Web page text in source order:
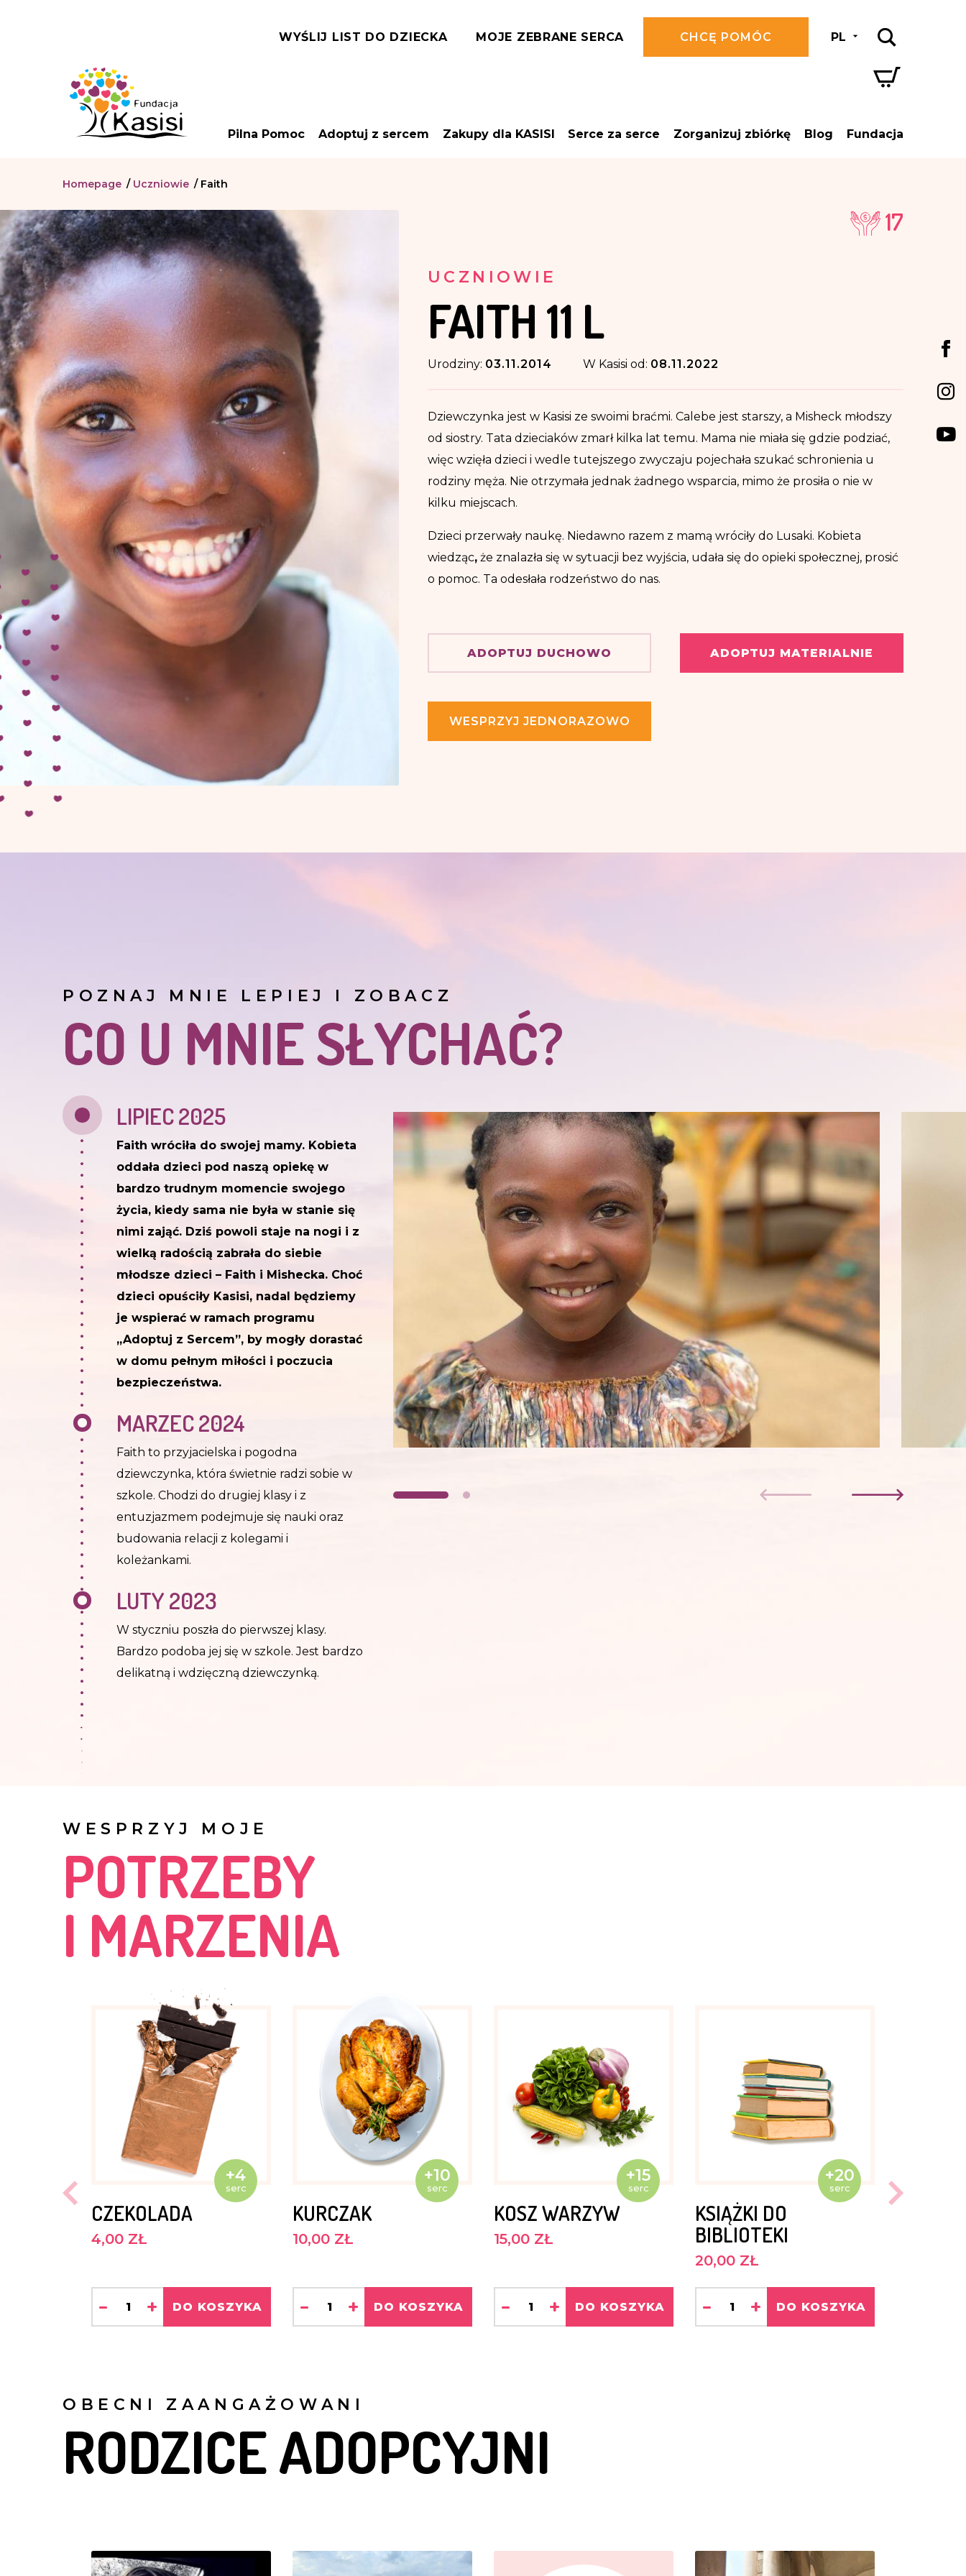
WYŚLIJ LIST DO DZIECKA MOJE ZEBRANE SERCA CHCĘ POMÓC PL
Pilna Pomoc Adoptuj z sercem Zakupy dla KASISI Serce za serce Zorganizuj zbiórkę Blog Fundacja
Homepage / Uczniowie / Faith
17
UCZNIOWIE
FAITH 11 L
Urodziny: 03.11.2014 W Kasisi od: 08.11.2022
Dziewczynka jest w Kasisi ze swoimi braćmi. Calebe jest starszy, a Misheck młodszy
od siostry. Tata dzieciaków zmarł kilka lat temu. Mama nie miała się gdzie podziać,
więc wzięła dzieci i wedle tutejszego zwyczaju pojechała szukać schronienia u
rodziny męża. Nie otrzymała jednak żadnego wsparcia, mimo że prosiła o nie w
kilku miejscach.
Dzieci przerwały naukę. Niedawno razem z mamą wróciły do Lusaki. Kobieta
wiedząc, że znalazła się w sytuacji bez wyjścia, udała się do opieki społecznej, prosić
o pomoc. Ta odesłała rodzeństwo do nas.
ADOPTUJ DUCHOWO ADOPTUJ MATERIALNIE
WESPRZYJ JEDNORAZOWO
POZNAJ MNIE LEPIEJ I ZOBACZ
CO U MNIE SŁYCHAĆ?
LIPIEC 2025
Faith wróciła do swojej mamy. Kobieta
oddała dzieci pod naszą opiekę w
bardzo trudnym momencie swojego
życia, kiedy sama nie była w stanie się
nimi zająć. Dziś powoli staje na nogi i z
wielką radością zabrała do siebie
młodsze dzieci – Faith i Mishecka. Choć
dzieci opuściły Kasisi, nadal będziemy
je wspierać w ramach programu
„Adoptuj z Sercem”, by mogły dorastać
w domu pełnym miłości i poczucia
bezpieczeństwa.
MARZEC 2024
Faith to przyjacielska i pogodna
dziewczynka, która świetnie radzi sobie w
szkole. Chodzi do drugiej klasy i z
entuzjazmem podejmuje się nauki oraz
budowania relacji z kolegami i
koleżankami.
LUTY 2023
W styczniu poszła do pierwszej klasy.
Bardzo podoba jej się w szkole. Jest bardzo
delikatną i wdzięczną dziewczynką.
WESPRZYJ MOJE
POTRZEBY
I MARZENIA
+4
serc
CZEKOLADA
4,00 ZŁ
- + DO KOSZYKA
+10
serc
KURCZAK
10,00 ZŁ
- + DO KOSZYKA
+15
serc
KOSZ WARZYW
15,00 ZŁ
- + DO KOSZYKA
+20
serc
KSIĄŻKI DO
BIBLIOTEKI
20,00 ZŁ
- + DO KOSZYKA
OBECNI ZAANGAŻOWANI
RODZICE ADOPCYJNI